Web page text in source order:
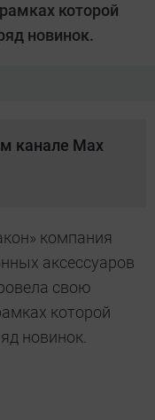
которой
новинок.
канале Max
компания
аксессуаров
свою
которой
новинок.